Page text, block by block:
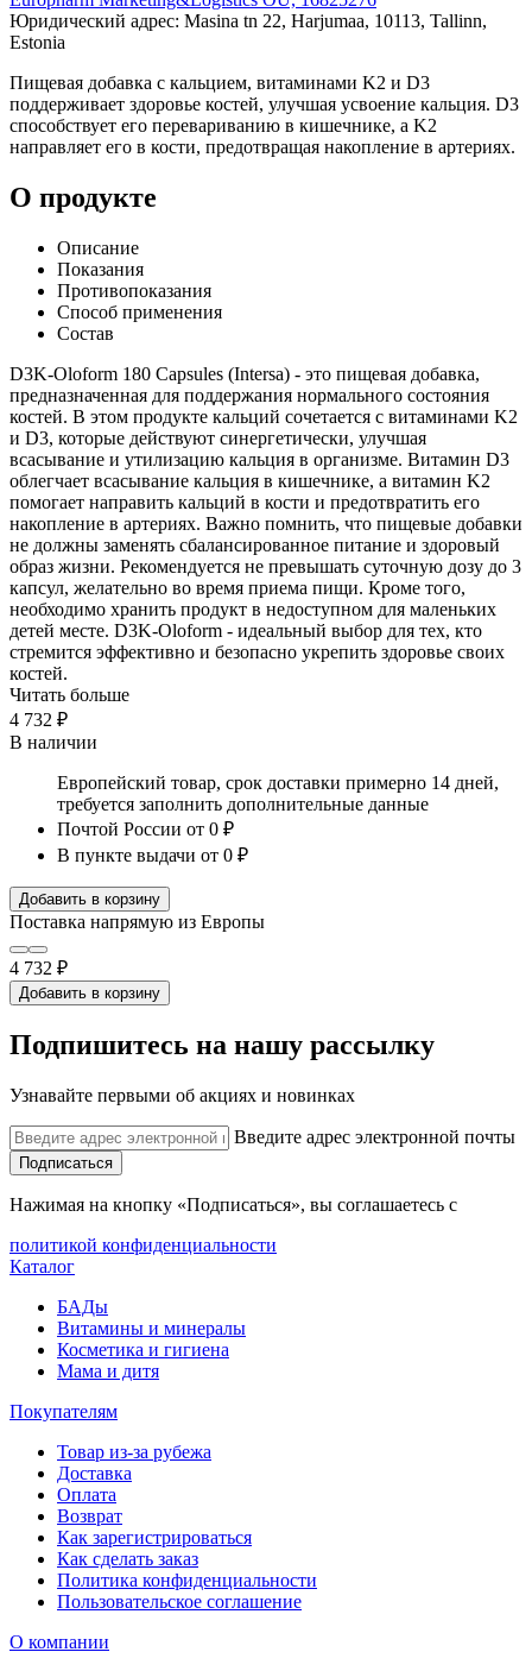
Юридический адрес: Masina tn 22, Harjumaa, 10113, Tallinn,
Estonia
Пищевая добавка с кальцием, витаминами K2 и D3
поддерживает здоровье костей, улучшая усвоение кальция. D3
способствует его перевариванию в кишечнике, а K2
направляет его в кости, предотвращая накопление в артериях.
О продукте
Описание
Показания
Противопоказания
Способ применения
Состав
D3K-Oloform 180 Capsules (Intersa) - это пищевая добавка,
предназначенная для поддержания нормального состояния
костей. В этом продукте кальций сочетается с витаминами K2
и D3, которые действуют синергетически, улучшая
всасывание и утилизацию кальция в организме. Витамин D3
облегчает всасывание кальция в кишечнике, а витамин K2
помогает направить кальций в кости и предотвратить его
накопление в артериях. Важно помнить, что пищевые добавки
не должны заменять сбалансированное питание и здоровый
образ жизни. Рекомендуется не превышать суточную дозу до 3
капсул, желательно во время приема пищи. Кроме того,
необходимо хранить продукт в недоступном для маленьких
детей месте. D3K-Oloform - идеальный выбор для тех, кто
стремится эффективно и безопасно укрепить здоровье своих
костей.
Читать больше
4 732 ₽
В наличии
Европейский товар, срок доставки примерно 14 дней,
требуется заполнить дополнительные данные
Почтой России от 0 ₽
В пункте выдачи от 0 ₽
Добавить в корзину
Поставка напрямую из Европы
4 732 ₽
Добавить в корзину
Подпишитесь на нашу рассылку
Узнавайте первыми об акциях и новинках
Введите адрес электронной почты
Подписаться
Нажимая на кнопку «Подписаться», вы соглашаетесь с
политикой конфиденциальности
Каталог
БАДы
Витамины и минералы
Косметика и гигиена
Мама и дитя
Покупателям
Товар из-за рубежа
Доставка
Оплата
Возврат
Как зарегистрироваться
Как сделать заказ
Политика конфиденциальности
Пользовательское соглашение
О компании